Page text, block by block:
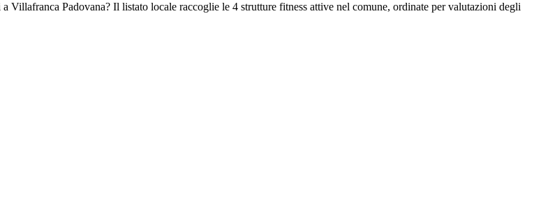
Padovana? Il listato locale raccoglie le 4 strutture fitness attive nel comune, ordinate per valutazioni degli